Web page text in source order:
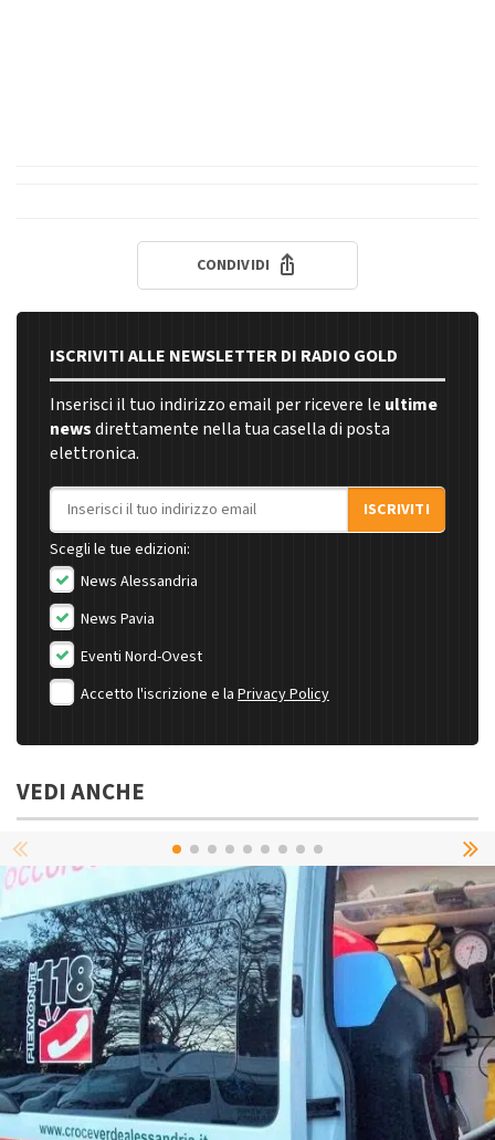
CONDIVIDI
ISCRIVITI ALLE NEWSLETTER DI RADIO GOLD
Inserisci il tuo indirizzo email per ricevere le ultime
newsdirettamente nella tua casella di posta
elettronica.
Indirizzo email
ISCRIVITI
Scegli le tue edizioni:
News Alessandria
News Pavia
Eventi Nord-Ovest
Accetto l'iscrizione e la Privacy Policy
VEDI ANCHE